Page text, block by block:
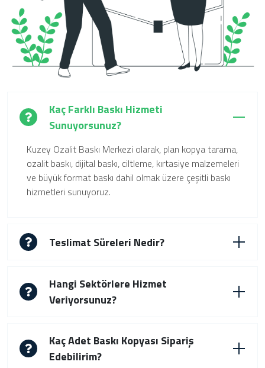
Kaç Farklı Baskı Hizmeti
Sunuyorsunuz?
Kuzey Ozalit Baskı Merkezi olarak, plan kopya tarama,
ozalit baskı, dijital baskı, ciltleme, kırtasiye malzemeleri
ve büyük format baskı dahil olmak üzere çeşitli baskı
hizmetleri sunuyoruz.
Teslimat Süreleri Nedir?
Hangi Sektörlere Hizmet
Veriyorsunuz?
Kaç Adet Baskı Kopyası Sipariş
Edebilirim?